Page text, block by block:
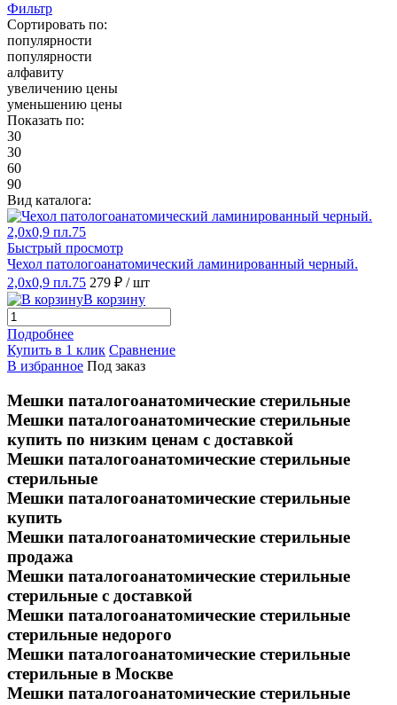
Фильтр
Сортировать по:
популярности
популярности
алфавиту
увеличению цены
уменьшению цены
Показать по:
30
30
60
90
Вид каталога:
Быстрый просмотр
Чехол патологоанатомический ламинированный черный.
2,0х0,9 пл.75 279 ₽ / шт
В корзину
Подробнее
Купить в 1 клик Сравнение
В избранное Под заказ
Мешки паталогоанатомические стерильные
Мешки паталогоанатомические стерильные
купить по низким ценам с доставкой
Мешки паталогоанатомические стерильные
стерильные
Мешки паталогоанатомические стерильные
купить
Мешки паталогоанатомические стерильные
продажа
Мешки паталогоанатомические стерильные
стерильные с доставкой
Мешки паталогоанатомические стерильные
стерильные недорого
Мешки паталогоанатомические стерильные
стерильные в Москве
Мешки паталогоанатомические стерильные